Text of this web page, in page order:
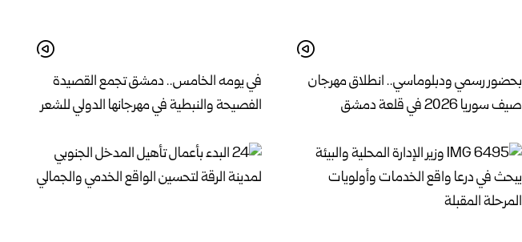
بحضور رسمي ودبلوماسي.. انطلاق مهرجان
صيف سوريا 2026 في قلعة دمشق
في يومه الخامس.. دمشق تجمع القصيدة
الفصيحة والنبطية في مهرجانها الدولي للشعر